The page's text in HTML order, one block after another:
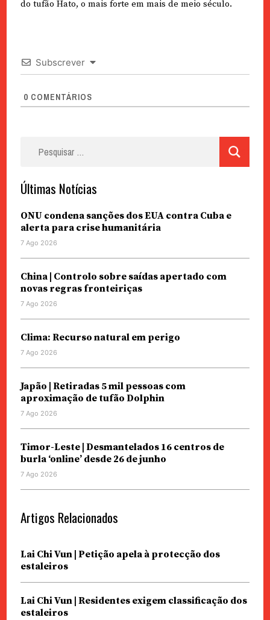
do tufão Hato, o mais forte em mais de meio século.
Subscrever
0 COMENTÁRIOS
Últimas Notícias
ONU condena sanções dos EUA contra Cuba e
alerta para crise humanitária
7 Ago 2026
China | Controlo sobre saídas apertado com
novas regras fronteiriças
7 Ago 2026
Clima: Recurso natural em perigo
7 Ago 2026
Japão | Retiradas 5 mil pessoas com
aproximação de tufão Dolphin
7 Ago 2026
Timor-Leste | Desmantelados 16 centros de
burla ‘online’ desde 26 de junho
7 Ago 2026
Artigos Relacionados
Lai Chi Vun | Petição apela à protecção dos
estaleiros
Lai Chi Vun | Residentes exigem classificação dos
estaleiros